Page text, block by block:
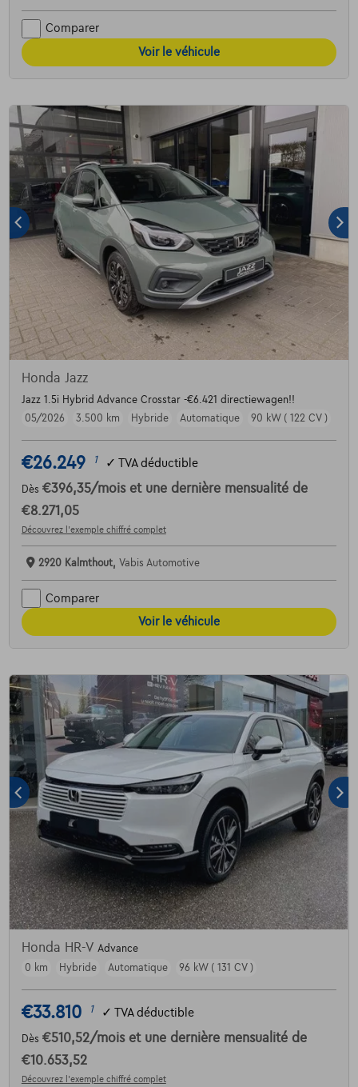
Comparer
Voir le véhicule
Honda Jazz
Jazz 1.5i Hybrid Advance Crosstar -€6.421 directiewagen!!
05/2026
3.500 km Hybride Automatique 90 kW ( 122 CV )
€26.249 1 ✓ TVA déductible
Dès €396,35/mois et une dernière mensualité de
€8.271,05
Découvrez l’exemple chiffré complet
2920 Kalmthout, Vabis Automotive
Comparer
Voir le véhicule
Honda HR-V Advance
0 km
Hybride Automatique 96 kW ( 131 CV )
€33.810 1 ✓ TVA déductible
Dès €510,52/mois et une dernière mensualité de
€10.653,52
Découvrez l’exemple chiffré complet